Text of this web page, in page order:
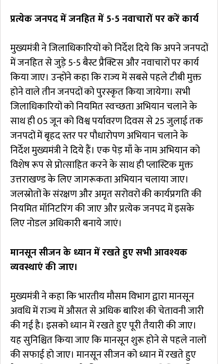
प्रत्येक जनपद में जनहित में 5-5 नवाचारों पर करें कार्य
मुख्यमंत्री ने जिलाधिकारियों को निर्देश दिये कि अपने जनपदों
में जनहित से जुड़े 5-5 बैस्ट प्रैक्टिस और नवाचारों पर कार्य
किया जाए। उन्होंने कहा कि राज्य में सबसे पहले टीबी मुक्त
होने वाले तीन जनपदों को पुरस्कृत किया जायेगा। सभी
जिलाधिकारियों को नियमित स्वच्छता अभियान चलाने के
साथ ही 05 जून को विश्व पर्यावरण दिवस से 25 जुलाई तक
जनपदों में बृहद स्तर पर पौधारोपण अभियान चलाने के
निर्देश मुख्यमंत्री ने दिये हैं। एक पेड़ माँ के नाम अभियान को
विशेष रूप से प्रोत्साहित करने के साथ ही प्लास्टिक मुक्त
उत्तराखण्ड के लिए जागरूकता अभियान चलाया जाए।
जलस्रोतों के संरक्षण और अमृत सरोवरों की कार्यप्रगति की
नियमित मॉनिटरिंग की जाए और प्रत्येक जनपद में इसके
लिए नोडल अधिकारी बनाये जाएं।
मानसून सीजन के ध्यान में रखते हुए सभी आवश्यक
व्यवस्थाएं की जाए।
मुख्यमंत्री ने कहा कि भारतीय मौसम विभाग द्वारा मानसून
अवधि में राज्य में औसत से अधिक बारिश की चेतावनी जारी
की गई है। इसको ध्यान में रखते हुए पूरी तैयारी की जाए।
यह सुनिश्चित किया जाए कि मानसून शुरू होने से पहले नालों
की सफाई हो जाए। मानसून सीजन को ध्यान में रखते हुए